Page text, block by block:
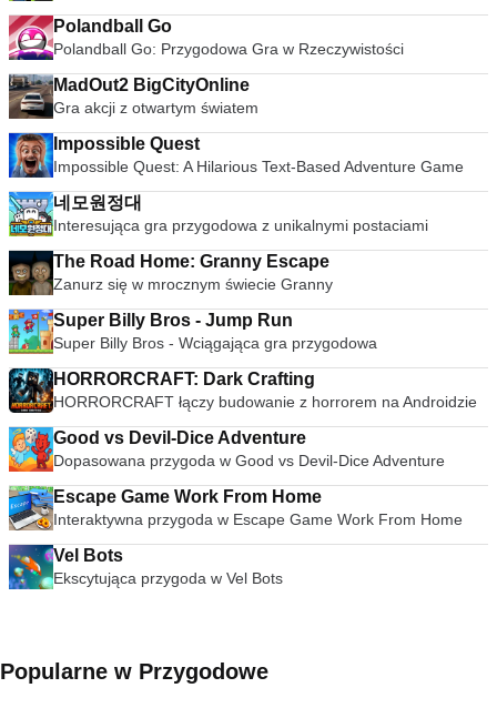
Polandball Go
Polandball Go: Przygodowa Gra w Rzeczywistości
MadOut2 BigCityOnline
Gra akcji z otwartym światem
Impossible Quest
Impossible Quest: A Hilarious Text-Based Adventure Game
네모원정대
Interesująca gra przygodowa z unikalnymi postaciami
The Road Home: Granny Escape
Zanurz się w mrocznym świecie Granny
Super Billy Bros - Jump Run
Super Billy Bros - Wciągająca gra przygodowa
HORRORCRAFT: Dark Crafting
HORRORCRAFT łączy budowanie z horrorem na Androidzie
Good vs Devil-Dice Adventure
Dopasowana przygoda w Good vs Devil-Dice Adventure
Escape Game Work From Home
Interaktywna przygoda w Escape Game Work From Home
Vel Bots
Ekscytująca przygoda w Vel Bots
Popularne w Przygodowe